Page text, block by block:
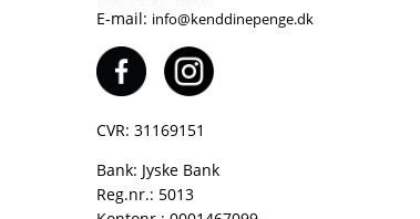
E-mail: info@kenddinepenge.dk
CVR: 31169151
Bank: Jyske Bank
Reg.nr.: 5013